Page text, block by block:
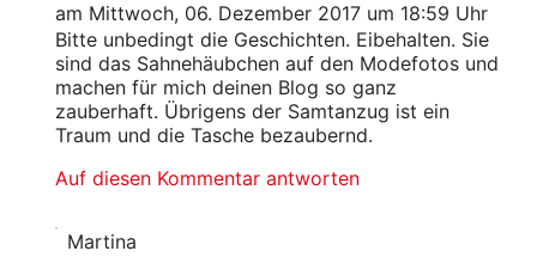
am Mittwoch, 06. Dezember 2017 um 18:59 Uhr
Bitte unbedingt die Geschichten. Eibehalten. Sie
sind das Sahnehäubchen auf den Modefotos und
machen für mich deinen Blog so ganz
zauberhaft. Übrigens der Samtanzug ist ein
Traum und die Tasche bezaubernd.
Auf diesen Kommentar antworten
Martina